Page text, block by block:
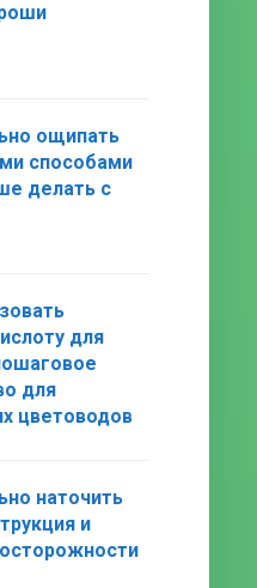
ощипать
способами
делать с
для
для
цветоводов
наточить
и